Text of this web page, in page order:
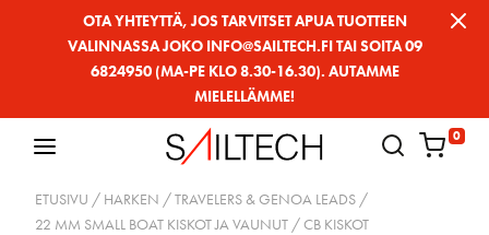
OTA YHTEYTTÄ, JOS TARVITSET APUA TUOTTEEN
VALINNASSA JOKO INFO@SAILTECH.FI TAI SOITA 09
6824950 (MA-PE KLO 8.30-16.30). AUTAMME
MIELELLÄMME!
0
ETUSIVU / HARKEN /TRAVELERS & GENOA LEADS /
22 MM SMALL BOAT KISKOT JA VAUNUT /CB KISKOT